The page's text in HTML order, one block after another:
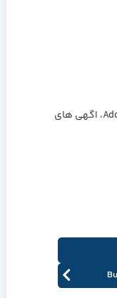
حال می توانید به وسیله ی گزینه ی Add New، اگهی های